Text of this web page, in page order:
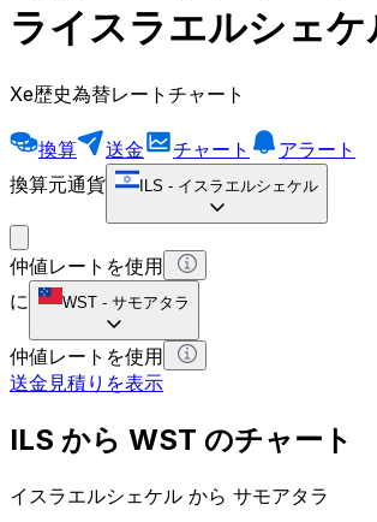
ライスラエルシェケ
Xe歴史為替レートチャート
換算 送金 チャート
アラート
換算元通貨
ILS - イスラエルシェケル
仲値レートを使用
に
WST - サモアタラ
仲値レートを使用
送金見積りを表示
ILS から WST のチャート
イスラエルシェケル から サモアタラ